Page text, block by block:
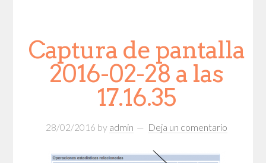
Captura de pantalla
2016-02-28 a las
17.16.35
28/02/2016 by admin Deja un comentario